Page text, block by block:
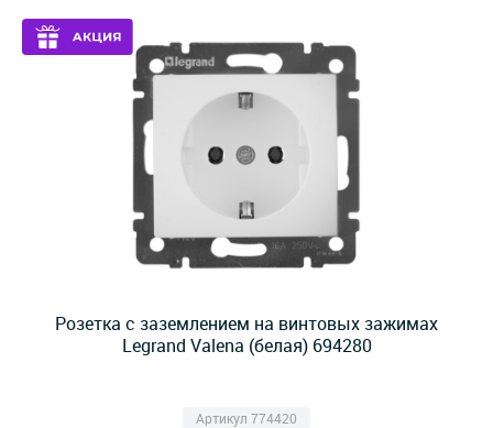
Розетка с заземлением на винтовых зажимах
Legrand Valena (белая) 694280
Артикул 774420